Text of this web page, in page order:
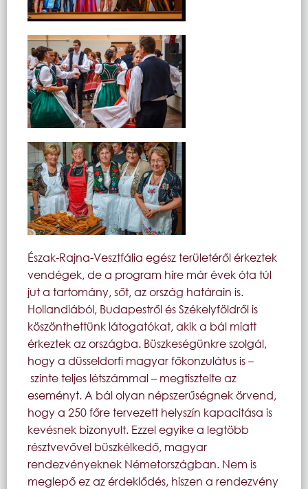
Észak-Rajna-Vesztfália egész területéről érkeztek
vendégek, de a program híre már évek óta túl
jut a tartomány, sőt, az ország határain is.
Hollandiából, Budapestről és Székelyföldről is
köszönthettünk látogatókat, akik a bál miatt
érkeztek az országba. Büszkeségünkre szolgál,
hogy a düsseldorfi magyar főkonzulátus is –
szinte teljes létszámmal – megtisztelte az
eseményt. A bál olyan népszerűségnek örvend,
hogy a 250 főre tervezett helyszín kapacitása is
kevésnek bizonyult. Ezzel egyike a legtöbb
résztvevővel büszkélkedő, magyar
rendezvényeknek Németországban. Nem is
meglepő ez az érdeklődés, hiszen a rendezvény